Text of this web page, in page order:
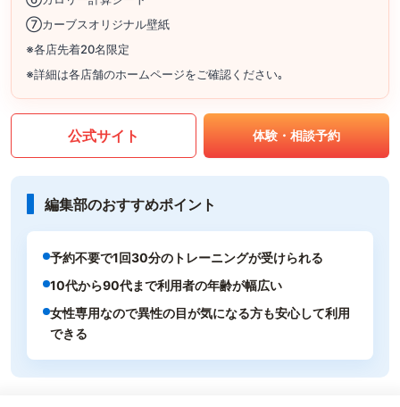
⑦カーブスオリジナル壁紙
※各店先着20名限定
※詳細は各店舗のホームページをご確認ください｡
公式サイト 体験・相談予約
編集部のおすすめポイント
予約不要で1回30分のトレーニングが受けられる
10代から90代まで利用者の年齢が幅広い
女性専用なので異性の目が気になる方も安心して利用
できる